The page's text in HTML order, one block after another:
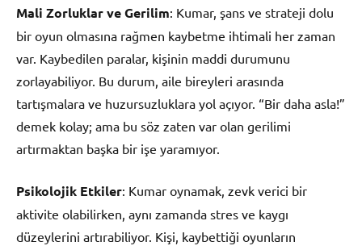
Mali Zorluklar ve Gerilim: Kumar, şans ve strateji dolu
bir oyun olmasına rağmen kaybetme ihtimali her zaman
var. Kaybedilen paralar, kişinin maddi durumunu
zorlayabiliyor. Bu durum, aile bireyleri arasında
tartışmalara ve huzursuzluklara yol açıyor. “Bir daha asla!”
demek kolay; ama bu söz zaten var olan gerilimi
artırmaktan başka bir işe yaramıyor.
Psikolojik Etkiler: Kumar oynamak, zevk verici bir
aktivite olabilirken, aynı zamanda stres ve kaygı
düzeylerini artırabiliyor. Kişi, kaybettiği oyunların